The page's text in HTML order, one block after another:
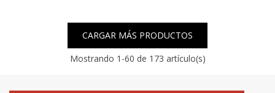
CARGAR MÁS PRODUCTOS
Mostrando 1 -60 de 173 artículo(s)